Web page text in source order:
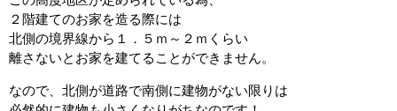
２階建てのお家を造る際には
北側の境界線から１．５ｍ～２ｍくらい
離さないとお家を建てることができません。
なので、北側が道路で南側に建物がない限りは